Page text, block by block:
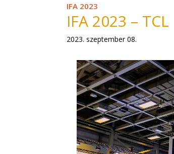
IFA 2023
IFA 2023 – TCL
2023. szeptember 08.